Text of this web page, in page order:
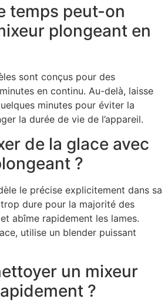
temps peut-on
plongeant en
sont conçus pour des
en continu. Au-delà, laisse
minutes pour éviter la
la durée de vie de l’appareil.
de la glace avec
?
le précise explicitement dans sa
dure pour la majorité des
abîme rapidement les lames.
utilise un blender puissant
un mixeur
?